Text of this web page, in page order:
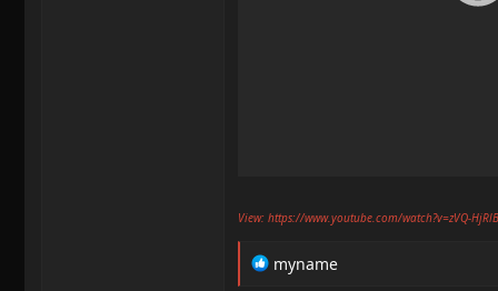
View: https://www.youtube.com/watch?v=zVQ-
R
myname